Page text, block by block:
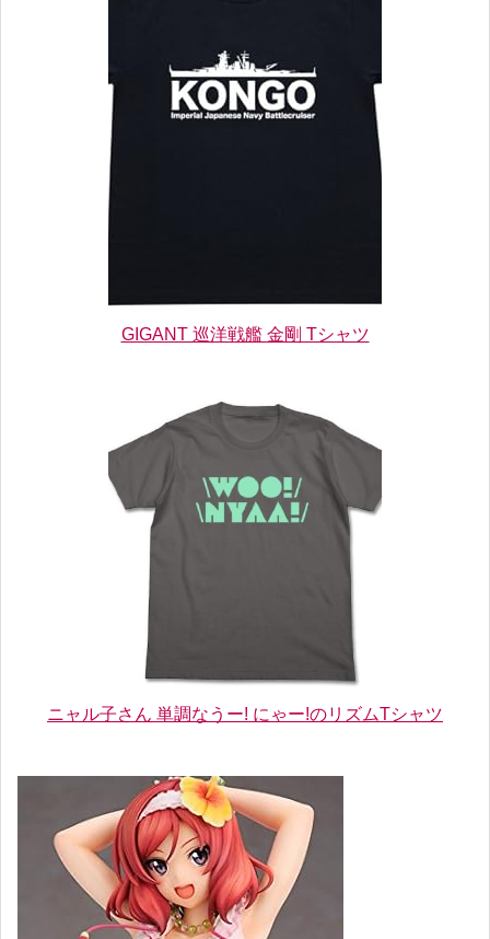
GIGANT 巡洋戦艦 金剛 Tシャツ
ニャル子さん 単調なうー! にゃー!のリズムTシャツ